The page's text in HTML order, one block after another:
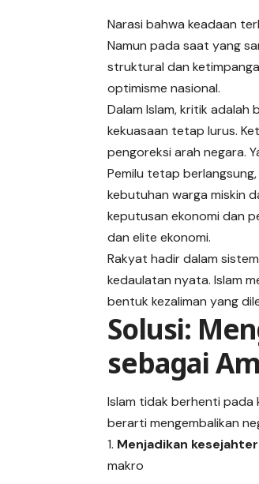
Narasi bahwa keadaan
Namun pada saat yang
struktural dan
optimisme nasional.
Dalam Islam, kritik adalah
kekuasaan tetap lurus.
pengoreksi arah negara.
Pemilu tetap
kebutuhan warga miskin
keputusan ekonomi dan
dan elite ekonomi.
Rakyat hadir dalam
kedaulatan nyata. Islam
bentuk kezaliman yang
Solusi:
sebagai
Islam tidak berhenti pada
berarti mengembalikan
Menjadikan
makro